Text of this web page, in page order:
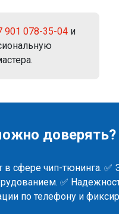
901 078-35-04 и
доверять?
в сфере чип-тюнинга.
✅
по телефону и